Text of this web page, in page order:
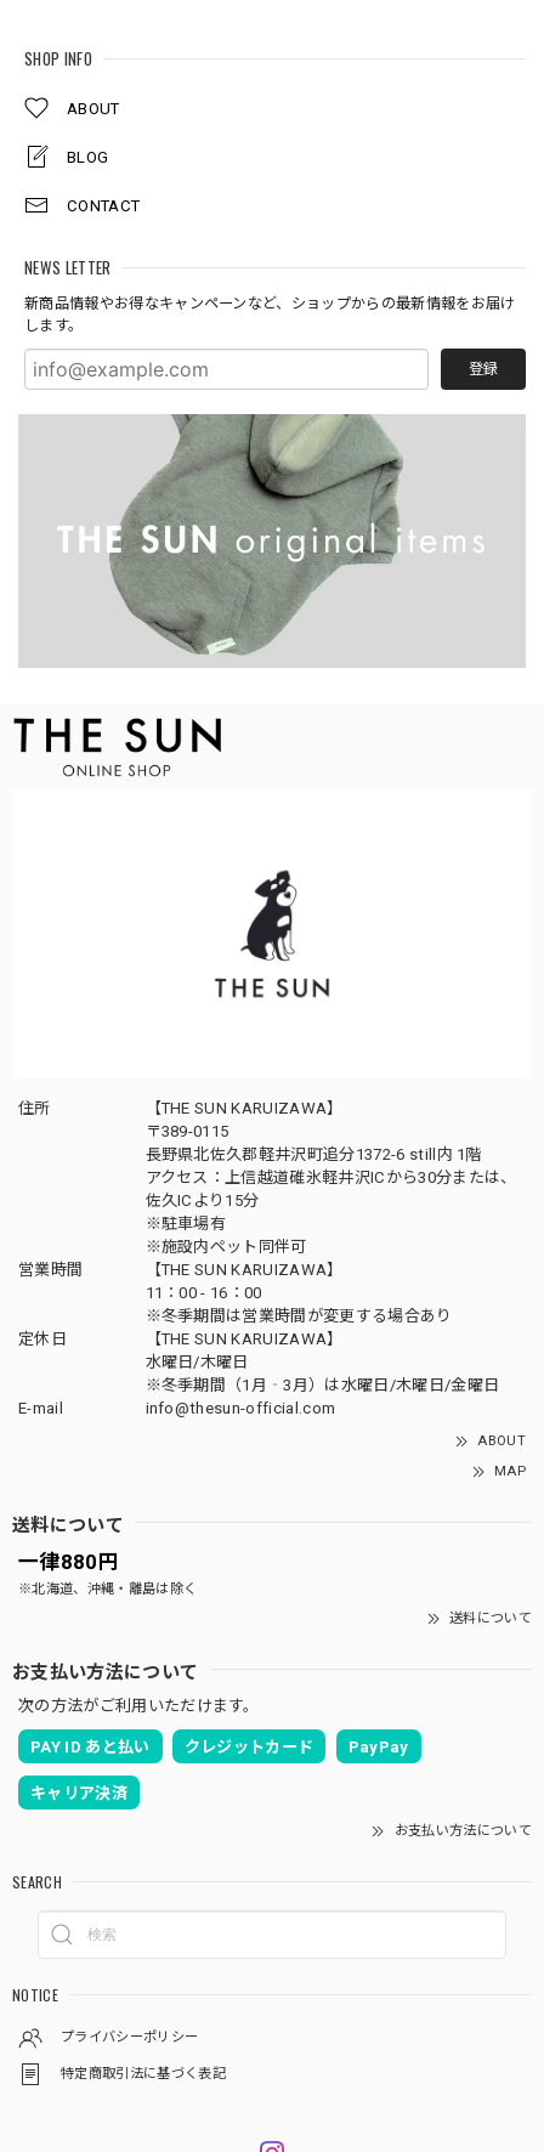
SHOP INFO
ABOUT
BLOG
CONTACT
NEWS LETTER
新商品情報やお得なキャンペーンなど、ショップからの最新情報をお届け
します。
登録
住所
【THE SUN KARUIZAWA】
〒389-0115
長野県北佐久郡軽井沢町追分1372-6 still内 1階
アクセス：上信越道碓氷軽井沢ICから30分または、
佐久ICより15分
※駐車場有
※施設内ペット同伴可
営業時間
【THE SUN KARUIZAWA】
11：00 - 16：00
※冬季期間は営業時間が変更する場合あり
定休日
【THE SUN KARUIZAWA】
水曜日/木曜日
※冬季期間（1月‐3月）は水曜日/木曜日/金曜日
E-mail
info@thesun-official.com
ABOUT
MAP
送料について
一律880円
※北海道、沖縄・離島は除く
送料について
お支払い方法について
次の方法がご利用いただけます。
PAY ID あと払い クレジットカード PayPay
キャリア決済
お支払い方法について
SEARCH
NOTICE
プライバシーポリシー
特定商取引法に基づく表記